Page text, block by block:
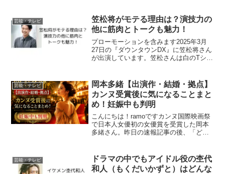
アバンギャルディについて、メンバーや
活動歴・魅力につ...
芸能・テレビ
笠松将がモテる理由は？演技力の
他に筋肉とトークも魅力！
プローモーションを含みます2025年3月
27日の『ダウンタウンDX』に笠松将さん
が出演しています。笠松さんは白のTシャ
んが印象的なので今回の姿が新鮮です。
そして...
芸能・テレビ
岡本多緒【出演作・結婚・拠点】
カンヌ受賞後に気になることまと
め！妊娠中も判明
こんにちは！ramoですカンヌ国際映画祭
で日本人女優初の女優賞を受賞した岡本
多緒さん。昨日の速報記事の後、「どん
ますよね。今回は出演作・プライベー
ト・現在の拠点など、みなさ...
芸能・テレビ
ドラマの中でもアイドル役の杢代
和人（もくだいかずと）はどんな